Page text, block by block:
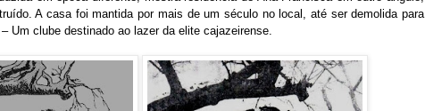
A casa foi mantida por mais de um século no local, até ser demolida para
Um clube destinado ao lazer da elite cajazeirense.